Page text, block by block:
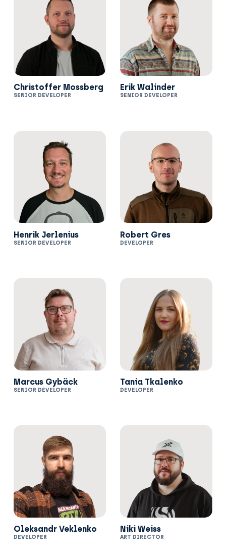
Christoffer Mossberg
SENIOR DEVELOPER
Erik Walinder
SENIOR DEVELOPER
Henrik Jerlenius
SENIOR DEVELOPER
Robert Gres
DEVELOPER
Marcus Gybäck
SENIOR DEVELOPER
Tania Tkalenko
DEVELOPER
Oleksandr Veklenko
DEVELOPER
Niki Weiss
ART DIRECTOR